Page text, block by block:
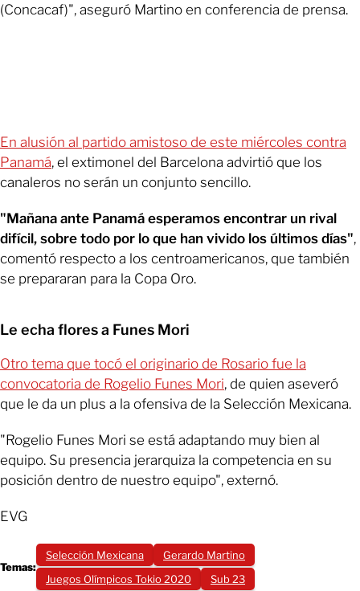
(Concacaf)", aseguró Martino en conferencia de prensa.
En alusión al partido amistoso de este miércoles contra
Panamá, el extimonel del Barcelona advirtió que los
canaleros no serán un conjunto sencillo.
"Mañana ante Panamá esperamos encontrar un rival
difícil, sobre todo por lo que han vivido los últimos días",
comentó respecto a los centroamericanos, que también
se prepararan para la Copa Oro.
Le echa flores a Funes Mori
Otro tema que tocó el originario de Rosario fue la
convocatoria de Rogelio Funes Mori, de quien aseveró
que le da un plus a la ofensiva de la Selección Mexicana.
"Rogelio Funes Mori se está adaptando muy bien al
equipo. Su presencia jerarquiza la competencia en su
posición dentro de nuestro equipo", externó.
EVG
Temas:
Selección Mexicana
Gerardo Martino
Juegos Olímpicos Tokio 2020
Sub 23